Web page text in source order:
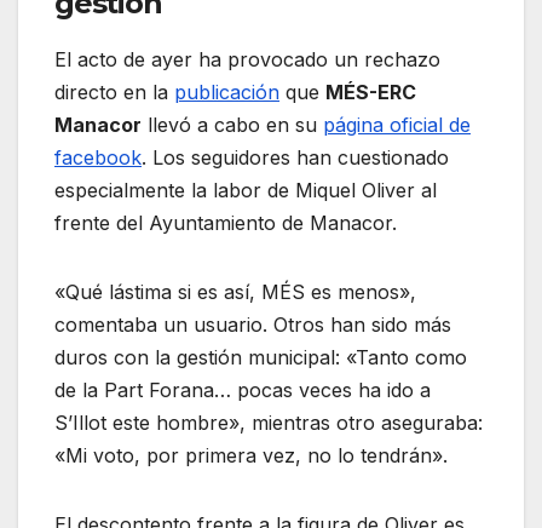
El acto de ayer ha provocado un rechazo
directo en la publicación que MÉS-ERC
Manacor llevó a cabo en su página oficial de
facebook. Los seguidores han cuestionado
especialmente la labor de Miquel Oliver al
frente del Ayuntamiento de Manacor.
«Qué lástima si es así, MÉS es menos»,
comentaba un usuario. Otros han sido más
duros con la gestión municipal: «Tanto como
de la Part Forana… pocas veces ha ido a
S’Illot este hombre», mientras otro aseguraba:
«Mi voto, por primera vez, no lo tendrán».